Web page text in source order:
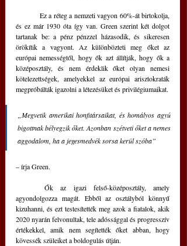
és ez már 1930 óta így van. Green szerint két dolgot
tartanak be: a pénz pénzzel házasodik, és sikeresen
örökítik a vagyont. Az különbözteti meg őket az
európai nemességtől, hogy ők azt állítják, hogy ők a
középosztály, és nem érdeklik őket olyan nemesi
kötelezettségek, amelyekkel az európai arisztokraták
megpróbálták igazolni a létezésüket és privilégiumaikat.
„Megvetik amerikai honfitársaikat, és homályos agyú
bigottnak bélyegzik őket. Azonban szétveti őket a nemes
aggodalom, ha a jegesmedvék sorsa kerül szóba”
– írja Green.
	Ők az igazi felső-középosztály, amely
agyondolgozza magát. Ebből az osztályból könnyű
kizuhanni, és ezt testesítették meg azok a fiatalok, akik
2020 nyarán felvonultak, tele adóssággal és progresszív
értékekkel, amik nem segítették őket abban, hogy
kövessék szüleiket a boldogulás útján.